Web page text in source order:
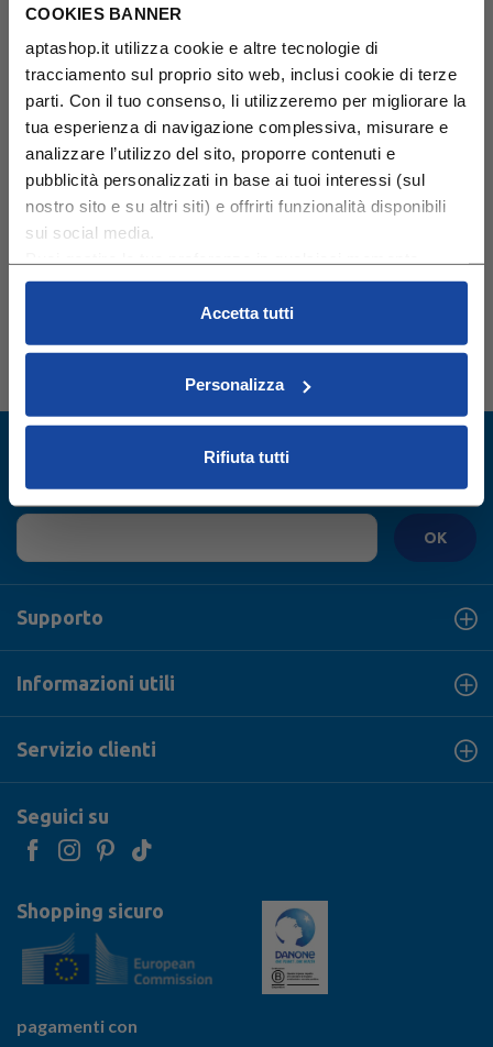
COOKIES BANNER
aptashop.it utilizza cookie e altre tecnologie di
tracciamento sul proprio sito web, inclusi cookie di terze
parti. Con il tuo consenso, li utilizzeremo per migliorare la
tua esperienza di navigazione complessiva, misurare e
analizzare l’utilizzo del sito, proporre contenuti e
pubblicità personalizzati in base ai tuoi interessi (sul
nostro sito e su altri siti) e offrirti funzionalità disponibili
sui social media.
Puoi gestire le tue preferenze in qualsiasi momento
cliccando su Impostazioni dei cookie. Ulteriori
informazioni sono disponibili nellaCookie Policy
nella
Accetta tutti
Personalizza
Rifiuta tutti
Tu e il tuo corpo
Iscriviti alla Newsletter
Rimani aggiornato sulle promozioni e le ultime novità
OK
Supporto
Informazioni utili
Servizio clienti
Seguici su
Shopping sicuro
pagamenti con